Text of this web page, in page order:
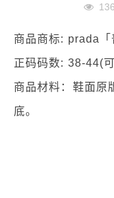
136
商品商标: prada
正码码数: 38-44(
商品材料：鞋面原
底。